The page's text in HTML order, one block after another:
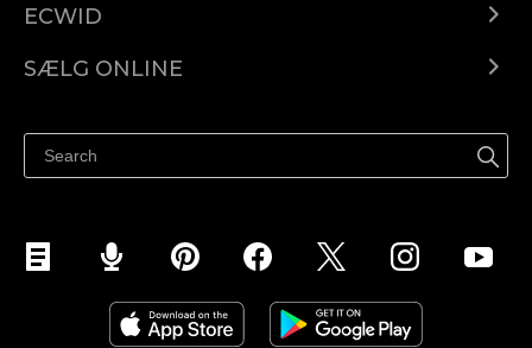
ECWID
Pris
SÆLG ONLINE
Sælg på Facebook
Sælg på Instagram